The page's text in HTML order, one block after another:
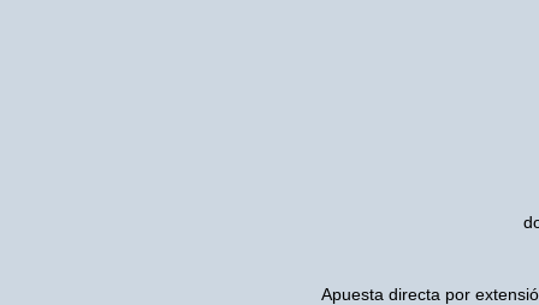
Apuesta directa por